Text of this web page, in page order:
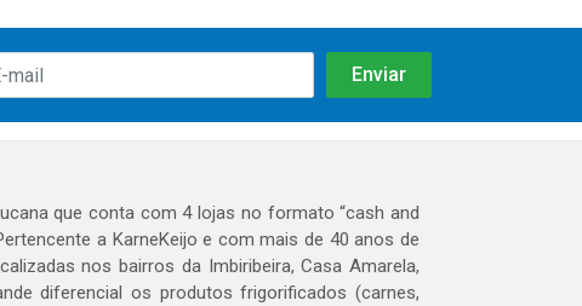
que conta com 4 lojas no formato “cash and
a KarneKeijo e com mais de 40 anos de
nos bairros da Imbiribeira, Casa Amarela,
diferencial os produtos frigorificados (carnes,